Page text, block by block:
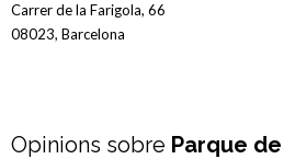
Carrer de la Farigola, 66
08023, Barcelona
Opinions sobre Parque